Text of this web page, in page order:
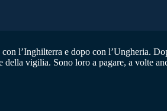
l’Inghilterra e dopo con l’Ungheria.
vigilia. Sono loro a pagare, a volte